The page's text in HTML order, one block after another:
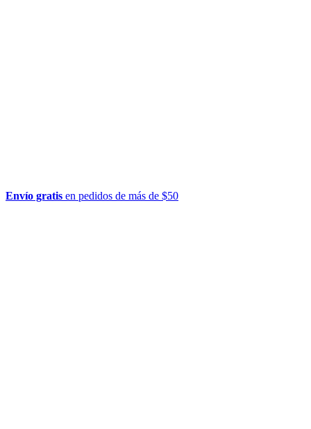
Envío gratis en pedidos de más de $50